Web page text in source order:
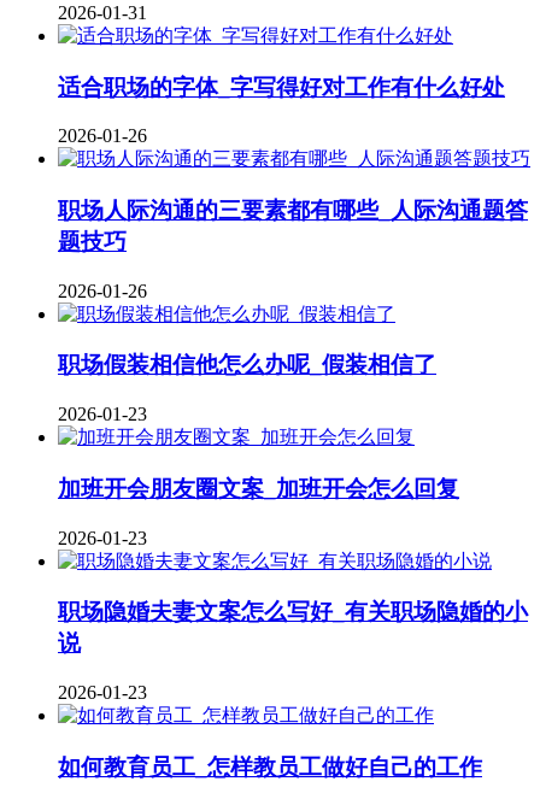
2026-01-31
适合职场的字体_字写得好对工作有什么好处
2026-01-26
职场人际沟通的三要素都有哪些_人际沟通题答
题技巧
2026-01-26
职场假装相信他怎么办呢_假装相信了
2026-01-23
加班开会朋友圈文案_加班开会怎么回复
2026-01-23
职场隐婚夫妻文案怎么写好_有关职场隐婚的小
说
2026-01-23
如何教育员工_怎样教员工做好自己的工作